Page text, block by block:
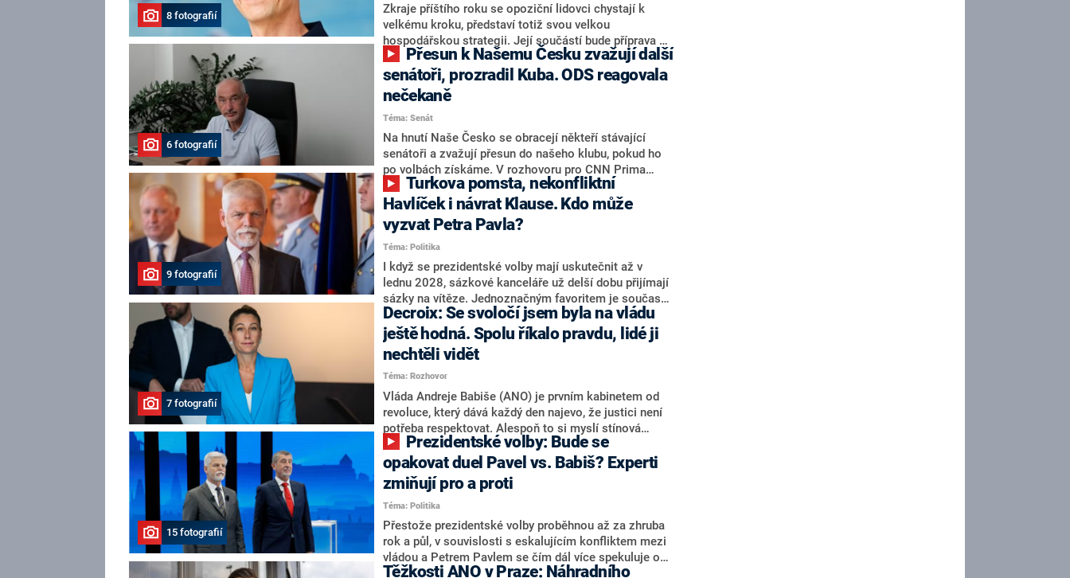
8 fotografií
Zkraje příštího roku se opoziční lidovci chystají k
velkému kroku, představí totiž svou velkou
hospodářskou strategii. Její součástí bude příprava na
stárnutí populace, řekl ve středu na setkání s novináři
nový předseda lidovců Jan Grolich. Ten zároveň v
senátních volbách kandiduje ve Vyškově. Popsal i
aktivitu opozice, o níž vládní strany nebo političtí
komentátoři mluví jako o slabé a v defenzivě. „Je to
úmorná práce upozorňovat na chyby vlády. Ministři s
námi navíc nechodí do debat. Chceme ale ukazovat
svoje témata,“ odpověděl Grolich na dotaz CNN Prima
NEWS.
6 fotografií
senátoři, prozradil Kuba. ODS reagovala
nečekaně
Téma: Senát
Na hnutí Naše Česko se obracejí někteří stávající
senátoři a zvažují přesun do našeho klubu, pokud ho
po volbách získáme. V rozhovoru pro CNN Prima
NEWS to řekl zakladatel hnutí a jihočeský hejtman
Martin Kuba. Konkrétní nebyl, ale získat by takto mohl
například senátora Zdeňka Hrabu, který je dnes
součástí klubu ODS a TOP 09. Hraba to na dotaz
redakce nevyloučil. Předseda klubu senátorů ODS
Zdeněk Nytra redakci řekl, že počítá s odchodem
některých senátorů z klubu a že Naše Česko není
nepřítel, ale soupeř.
9 fotografií
Havlíček i návrat Klause. Kdo může
vyzvat Petra Pavla?
Téma: Politika
I když se prezidentské volby mají uskutečnit až v
lednu 2028, sázkové kanceláře už delší dobu přijímají
sázky na vítěze. Jednoznačným favoritem je současná
hlava státu Petr Pavel. Daleko za ním pak bookmakeři
zmiňují dva výrazné politiky ANO, tedy premiéra
Andreje Babiše a ministra průmyslu Karla Havlíčka.
Oblíbeným tipem samotných sázkařů je poslanec za
Motoristy Filip Turek. Politolog Jan Kubáček nicméně
o případné kandidatuře kohokoliv ze zmíněné trojice
značně pochybuje. Podle něj současná koalice dosud
nemá osobu, která by Pavlovi mohla konkurovat.
7 fotografií
Decroix: Se svoločí jsem byla na vládu
ještě hodná. Spolu říkalo pravdu, lidé ji
nechtěli vidět
Téma: Rozhovor
Vláda Andreje Babiše (ANO) je prvním kabinetem od
revoluce, který dává každý den najevo, že justici není
potřeba respektovat. Alespoň to si myslí stínová
ministryně spravedlnosti ODS Eva Decroix. V
rozhovoru pro CNN Prima NEWS si nebrala servítky
ohledně politického výkonu svého nástupce Jeronýma
Tejce (za ANO) či vládní zmocněnkyně pro lidská
práva Taťány Malé (ANO). Označením „svoloč“ na
adresu vlády prý byla ještě hodná. Decroix se také
vrátila k volební porážce koalice Spolu či promluvila o
hnutí Naše Česko Martina Kuby.
15 fotografií
opakovat duel Pavel vs. Babiš? Experti
zmiňují pro a proti
Téma: Politika
Přestože prezidentské volby proběhnou až za zhruba
rok a půl, v souvislosti s eskalujícím konfliktem mezi
vládou a Petrem Pavlem se čím dál více spekuluje o
tom, koho by do bitvy o Hrad mohla vyslat současná
Těžkosti ANO v Praze: Náhradního